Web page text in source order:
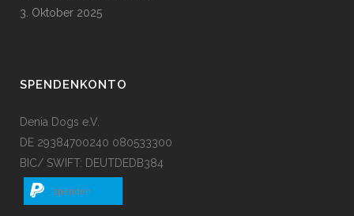
3. Oktober 2025
SPENDENKONTO
Denia Dogs e.V.
DE 29384700240 080533300
BIC/ SWIFT: DEUTDEDB384
spenden